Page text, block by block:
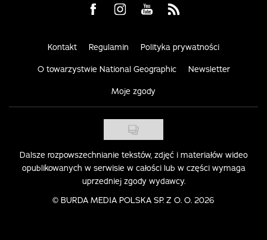
Visit us on Facebook
Visit us on Instagram
Visit us on Youtube
Visit us on Rss
Kontakt Regulamin Polityka prywatności
O towarzystwie National Geographic Newsletter
Moje zgody
Dalsze rozpowszechnianie tekstów, zdjęć i materiałów wideo
opublikowanych w serwisie w całości lub w części wymaga
uprzedniej zgody wydawcy.
© BURDA MEDIA POLSKA SP. Z O. O. 2026